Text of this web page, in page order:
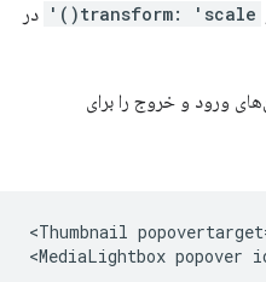
transform: 'scale()'
در
ورود و خروج را برای
<Thumbnail